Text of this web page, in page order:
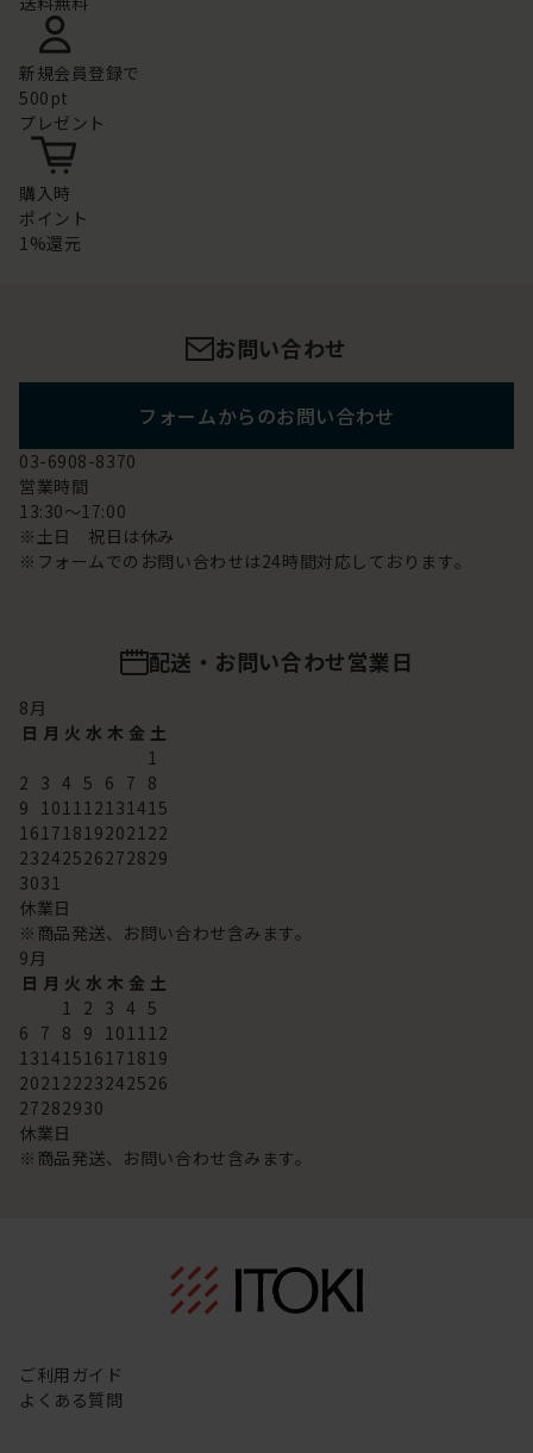
新規会員登録で
500pt
プレゼント
購入時
ポイント
1%還元
お問い合わせ
フォームからのお問い合わせ
03-6908-8370
営業時間
13:30～17:00
※土日 祝日は休み
※フォームでのお問い合わせは24時間対応しております。
配送・お問い合わせ営業日
8月
日 月 火 水 木 金 土
1
2 3 4 5 6 7 8
9 101112131415
16171819202122
23242526272829
3031
休業日
※商品発送、お問い合わせ含みます。
9月
日 月 火 水 木 金 土
1 2 3 4 5
6 7 8 9 101112
13141516171819
20212223242526
27282930
休業日
※商品発送、お問い合わせ含みます。
ご利用ガイド
よくある質問